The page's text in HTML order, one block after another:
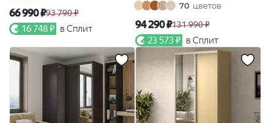
66 990 ₽93 790 ₽
16 748 ₽ в Сплит
70 цветов
94 290 ₽131 990 ₽
23 573 ₽ в Сплит